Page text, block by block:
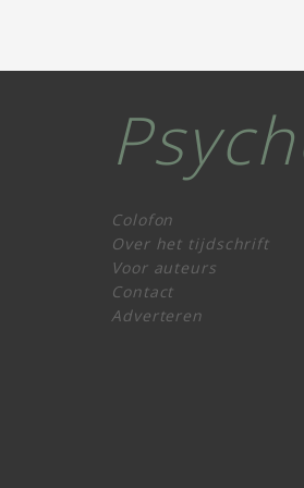
Colofon
Over het tijdschrift
Voor auteurs
Contact
Adverteren